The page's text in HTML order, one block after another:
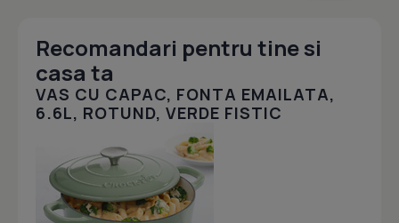
Recomandari pentru tine si
casa ta
VAS CU CAPAC, FONTA EMAILATA,
6.6L, ROTUND, VERDE FISTIC